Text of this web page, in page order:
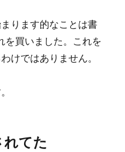
ります的なことは書
を買いました。これを
けではありません。
てた